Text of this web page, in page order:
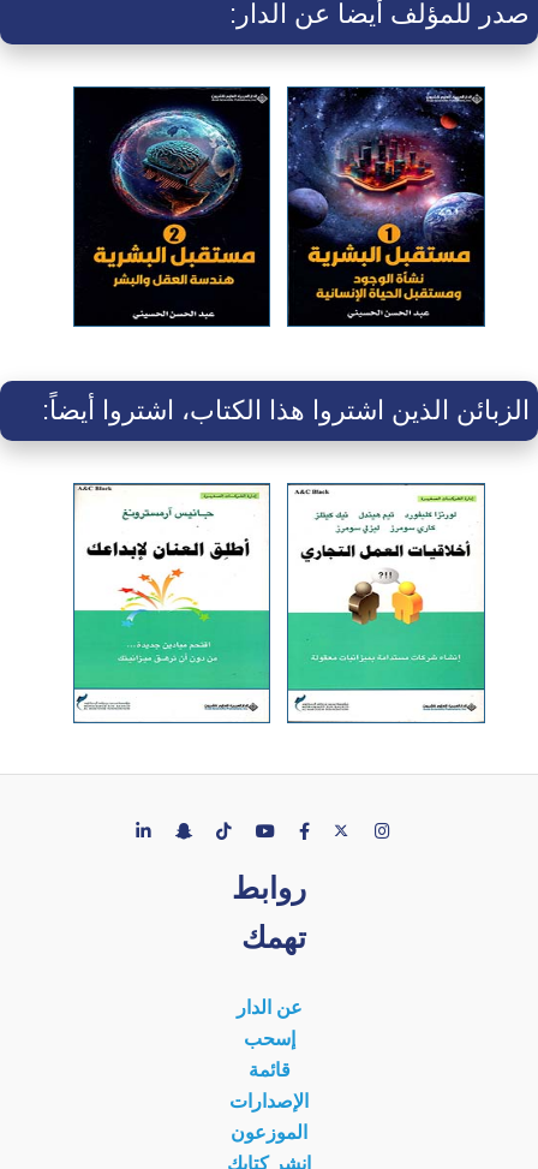
صدر للمؤلف أيضا عن الدار:
الزبائن الذين اشتروا هذا الكتاب، اشتروا أيضاً:
روابط
تهمك
عن الدار
إسحب
قائمة
الإصدارات
الموزعون
انشر كتابك